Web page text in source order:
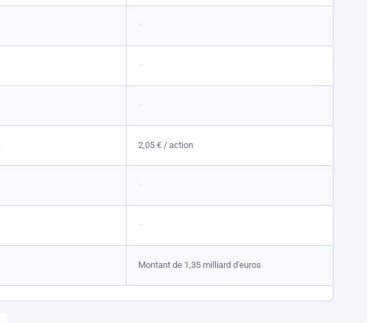
–
2,05 € / action
–
Montant de 1,35 milliard d'euros